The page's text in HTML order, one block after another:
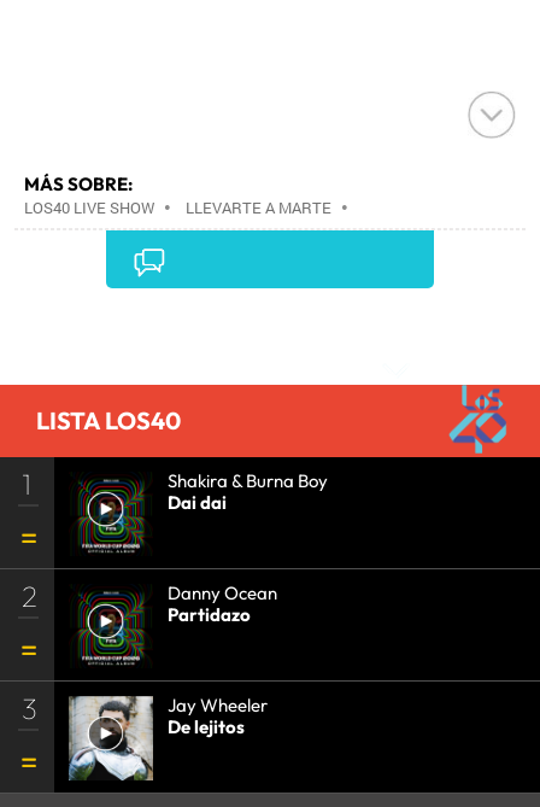
MÁS SOBRE:
LOS40 LIVE SHOW • LLEVARTE A MARTE •
CONCIERTOS•LOS40•GRUPOS MÚSICA•
EVENTOS MUSICALES
•RADIO•AGENDA•PRISA MEDIA•
COMUNICACIÓN•COMUNICACIÓN•
LISTA LOS40
1
Shakira & Burna Boy
Dai dai
2
Danny Ocean
Partidazo
3
Jay Wheeler
De lejitos